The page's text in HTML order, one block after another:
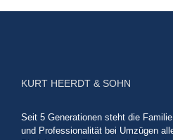
KURT HEERDT & SOHN
Seit 5 Generationen steht die
und Professionalität bei Umzügen